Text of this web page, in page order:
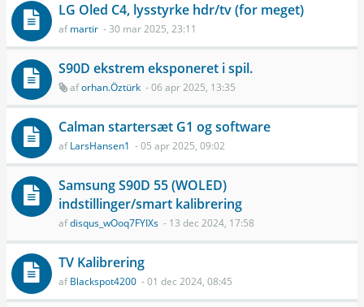
LG Oled C4, lysstyrke hdr/tv (for meget)
afmartir - 30 mar 2025, 23:11
S90D ekstrem eksponeret i spil.
aforhan.Öztürk - 06 apr 2025, 13:35
Calman startersæt G1 og software
afLarsHansen1 - 05 apr 2025, 09:02
Samsung S90D 55 (WOLED)
indstillinger/smart kalibrering
afdisqus_wOoq7FYIXs - 13 dec 2024, 17:58
TV Kalibrering
afBlackspot4200 - 01 dec 2024, 08:45